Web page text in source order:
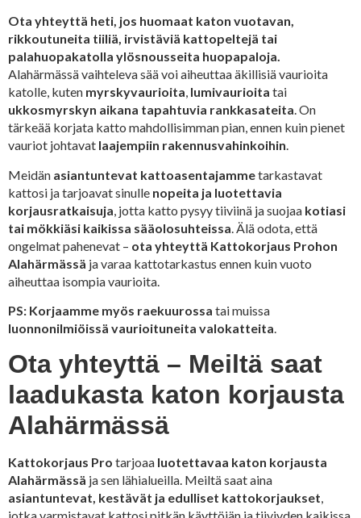
Ota yhteyttä heti, jos huomaat katon vuotavan,
rikkoutuneita tiiliä, irvistäviä kattopeltejä tai
palahuopakatolla ylösnousseita huopapaloja.
Alahärmässä vaihteleva sää voi aiheuttaa äkillisiä vaurioita
katolle, kuten myrskyvaurioita, lumivaurioita tai
ukkosmyrskyn aikana tapahtuvia rankkasateita. On
tärkeää korjata katto mahdollisimman pian, ennen kuin pienet
vauriot johtavat laajempiin rakennusvahinkoihin.
Meidän asiantuntevat kattoasentajammetarkastavat
kattosi ja tarjoavat sinulle nopeita ja luotettavia
korjausratkaisuja , jotta katto pysyy tiiviinä ja suojaa kotiasi
tai mökkiäsi kaikissa sääolosuhteissa . Älä odota, että
ongelmat pahenevat – ota yhteyttä Kattokorjaus Prohon
Alahärmässä ja varaa kattotarkastus ennen kuin vuoto
aiheuttaa isompia vaurioita.
PS: Korjaamme myös raekuurossa tai muissa
luonnonilmiöissä vaurioituneita valokatteita.
Ota yhteyttä – Meiltä saat
laadukasta katon korjausta
Alahärmässä
Kattokorjaus Pro tarjoaa luotettavaa katon korjausta
Alahärmässä ja sen lähialueilla. Meiltä saat aina
asiantuntevat, kestävät ja edulliset kattokorjaukset,